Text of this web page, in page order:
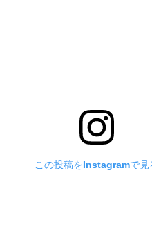
この投稿をInstagramで見